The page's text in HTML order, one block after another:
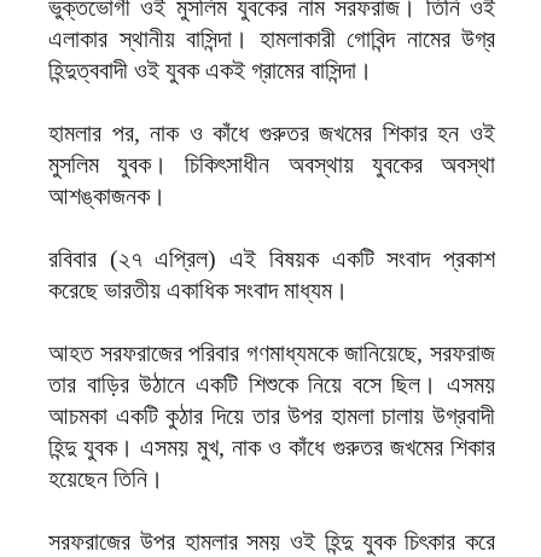
ভুক্তভোগী ওই মুসলিম যুবকের নাম সরফরাজ। তিনি ওই
এলাকার স্থানীয় বাসিন্দা। হামলাকারী গোবিন্দ নামের উগ্র
হিন্দুত্ববাদী ওই যুবক একই গ্রামের বাসিন্দা।
হামলার পর, নাক ও কাঁধে গুরুতর জখমের শিকার হন ওই
মুসলিম যুবক। চিকিৎসাধীন অবস্থায় যুবকের অবস্থা
আশঙ্কাজনক।
রবিবার (২৭ এপ্রিল) এই বিষয়ক একটি সংবাদ প্রকাশ
করেছে ভারতীয় একাধিক সংবাদ মাধ্যম।
আহত সরফরাজের পরিবার গণমাধ্যমকে জানিয়েছে, সরফরাজ
তার বাড়ির উঠানে একটি শিশুকে নিয়ে বসে ছিল। এসময়
আচমকা একটি কুঠার দিয়ে তার উপর হামলা চালায় উগ্রবাদী
হিন্দু যুবক। এসময় মুখ, নাক ও কাঁধে গুরুতর জখমের শিকার
হয়েছেন তিনি।
সরফরাজের উপর হামলার সময় ওই হিন্দু যুবক চিৎকার করে